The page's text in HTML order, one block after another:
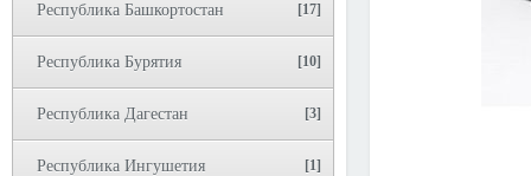
Республика Башкортостан [17]
Республика Бурятия [10]
Республика Дагестан [3]
Республика Ингушетия [1]